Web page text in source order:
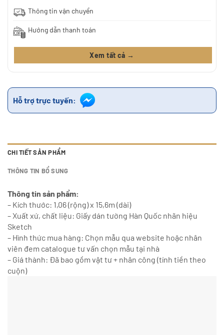
Thông tin vận chuyển
Hướng dẫn thanh toán
Xem tất cả →
Hỗ trợ trực tuyến:
CHI TIẾT SẢN PHẨM
THÔNG TIN BỔ SUNG
Thông tin sản phẩm:
– Kích thước: 1,06 (rộng) x 15,6m (dài)
– Xuất xứ, chất liệu: Giấy dán tường Hàn Quốc nhãn hiệu
Sketch
– Hình thức mua hàng: Chọn mẫu qua website hoặc nhân
viên đem catalogue tư vấn chọn mẫu tại nhà
– Giá thành: Đã bao gồm vật tư + nhân công (tính tiền theo
cuộn)